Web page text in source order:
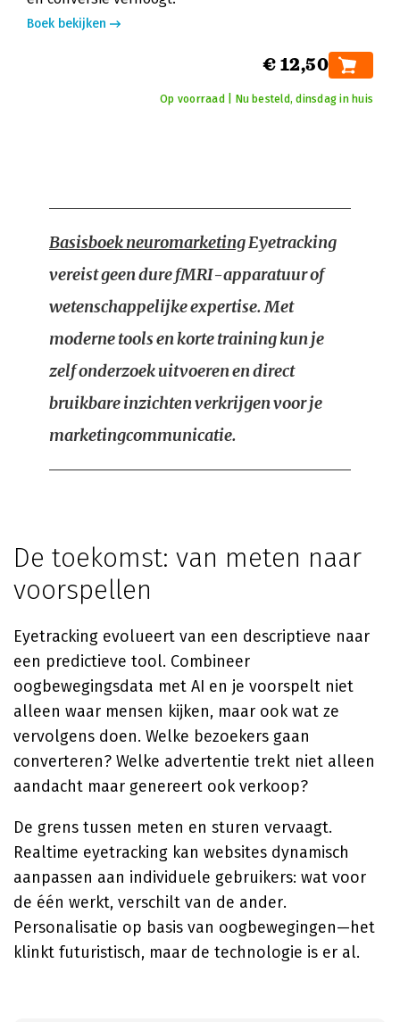
Boek bekijken
€ 12,50
Op voorraad | Nu besteld, dinsdag in huis
Basisboek neuromarketingEyetracking
vereist geen dure fMRI-apparatuur of
wetenschappelijke expertise. Met
moderne tools en korte training kun je
zelf onderzoek uitvoeren en direct
bruikbare inzichten verkrijgen voor je
marketingcommunicatie.
De toekomst: van meten naar
voorspellen
Eyetracking evolueert van een descriptieve naar
een predictieve tool. Combineer
oogbewegingsdata met AI en je voorspelt niet
alleen waar mensen kijken, maar ook wat ze
vervolgens doen. Welke bezoekers gaan
converteren? Welke advertentie trekt niet alleen
aandacht maar genereert ook verkoop?
De grens tussen meten en sturen vervaagt.
Realtime eyetracking kan websites dynamisch
aanpassen aan individuele gebruikers: wat voor
de één werkt, verschilt van de ander.
Personalisatie op basis van oogbewegingen—het
klinkt futuristisch, maar de technologie is er al.